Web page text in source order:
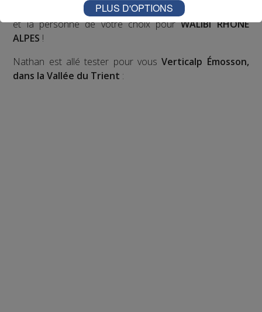
Pour cette semaine on vous offre vos entrées pour vous
et la personne de votre choix pourWALIBI RHONE
ALPES !
Nathan est allé tester pour vousVerticalp Émosson,
dans la Vallée du Trient :
PLUS D'OPTIONS